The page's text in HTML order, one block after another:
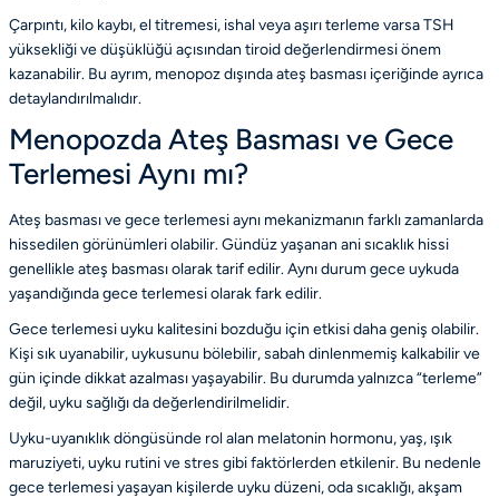
Çarpıntı, kilo kaybı, el titremesi, ishal veya aşırı terleme varsaTSH
yüksekliği ve düşüklüğü açısından tiroid değerlendirmesi önem
kazanabilir. Bu ayrım, menopoz dışında ateş basması içeriğinde ayrıca
detaylandırılmalıdır.
Menopozda Ateş Basması ve Gece
Terlemesi Aynı mı?
Ateş basması ve gece terlemesi aynı mekanizmanın farklı zamanlarda
hissedilen görünümleri olabilir. Gündüz yaşanan ani sıcaklık hissi
genellikle ateş basması olarak tarif edilir. Aynı durum gece uykuda
yaşandığında gece terlemesi olarak fark edilir.
Gece terlemesi uyku kalitesini bozduğu için etkisi daha geniş olabilir.
Kişi sık uyanabilir, uykusunu bölebilir, sabah dinlenmemiş kalkabilir ve
gün içinde dikkat azalması yaşayabilir. Bu durumda yalnızca “terleme”
değil, uyku sağlığı da değerlendirilmelidir.
Uyku-uyanıklık döngüsünde rol alan melatonin hormonu, yaş, ışık
maruziyeti, uyku rutini ve stres gibi faktörlerden etkilenir. Bu nedenle
gece terlemesi yaşayan kişilerde uyku düzeni, oda sıcaklığı, akşam